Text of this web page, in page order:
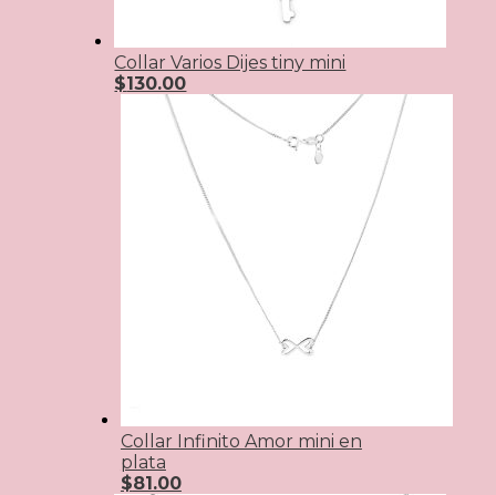
Collar Varios Dijes tiny mini
$130.00
Collar Infinito Amor mini en
plata
$81.00